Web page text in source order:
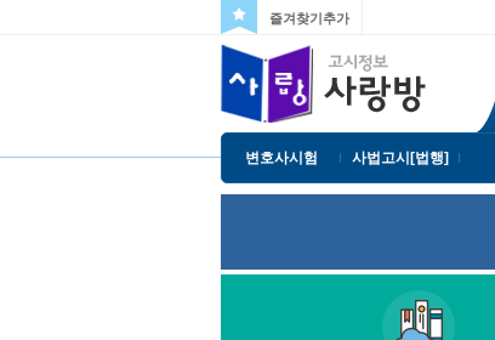
즐겨찾기추가
변호사시험 사법고시[법행]